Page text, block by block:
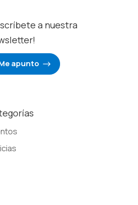
a nuestra
apunto